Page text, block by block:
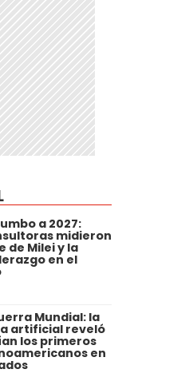
a 2027:
midieron
de Milei y la
en el
Mundial: la
artificial reveló
los primeros
en